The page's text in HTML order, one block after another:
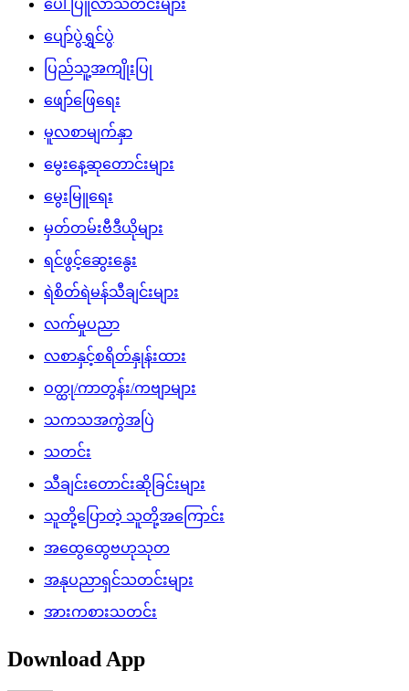
ပေါ်ပြူလာသတင်းများ
ပျော်ပွဲရွှင်ပွဲ
ပြည်သူ့အကျိုးပြု
ဖျော်ဖြေရေး
မူလစာမျက်နှာ
မွေးနေ့ဆုတောင်းများ
မွေးမြူရေး
မှတ်တမ်းဗီဒီယိုများ
ရင်ဖွင့်ဆွေးနွေး
ရဲစိတ်ရဲမန်သီချင်းများ
လက်မှုပညာ
လစာနှင့်စရိတ်နှုန်းထား
ဝတ္ထု/ကာတွန်း/ကဗျာများ
သကသအကွဲအပြဲ
သတင်း
သီချင်းတောင်းဆိုခြင်းများ
သူတို့ပြောတဲ့ သူတို့အကြောင်း
အထွေထွေဗဟုသုတ
အနုပညာရှင်သတင်းများ
အားကစားသတင်း
Download App